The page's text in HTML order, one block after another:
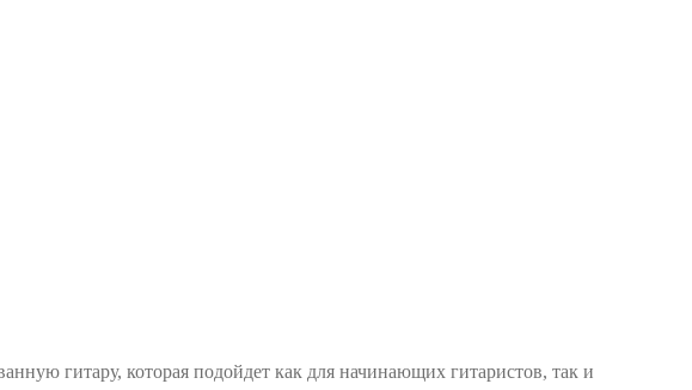
гитару, которая подойдет как для начинающих гитаристов, так и